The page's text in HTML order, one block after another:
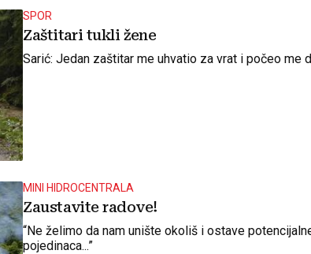
SPOR
Zaštitari tukli žene
Sarić: Jedan zaštitar me uhvatio za vrat i počeo me
MINI HIDROCENTRALA
Zaustavite radove!
“Ne želimo da nam unište okoliš i ostave
pojedinaca...”